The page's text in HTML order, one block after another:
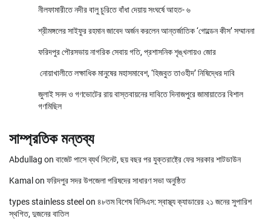
নীলফামারীতে নদীর বালু চুরিতে বাঁধা দেয়ায় সংঘর্ষে আহত- ৬
শ্রীমঙ্গলের সাইফুর রহমান জাবেদ অর্জন করলেন আন্তর্জাতিক ‘গোল্ডেন কীস’ সম্মাননা
ফরিদপুর পৌরসভায় নাগরিক সেবায় গতি, প্রশাসনিক শৃঙ্খলায়ও জোর
নোয়াখালীতে লক্ষাধিক মানুষের মহাসমাবেশ, ‘হিজবুত তাওহীদ’ নিষিদ্ধের দাবি
জুলাই সনদ ও গণভোটের রায় বাস্তবায়নের দাবিতে দিনাজপুরে জামায়াতের বিশাল
গণমিছিল
সাম্প্রতিক মন্তব্য
Abdullag on বাজেট পাসে ব্যর্থ সিনেট, ছয় বছর পর যুক্তরাষ্ট্রে ফের সরকার শাটডাউন
Kamal on ফরিদপুর সদর উপজেলা পরিষদের সাধারণ সভা অনুষ্ঠিত
types stainless steel on ৪৮তম বিশেষ বিসিএস: স্বাস্থ্য ক্যাডারের ২১ জনের সুপারিশ
স্থগিত, দুজনের বাতিল